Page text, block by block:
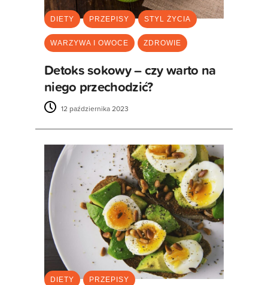
DIETY PRZEPISY STYL ŻYCIA
WARZYWA I OWOCE ZDROWIE
Detoks sokowy – czy warto na
niego przechodzić?
12 października 2023
DIETY PRZEPISY